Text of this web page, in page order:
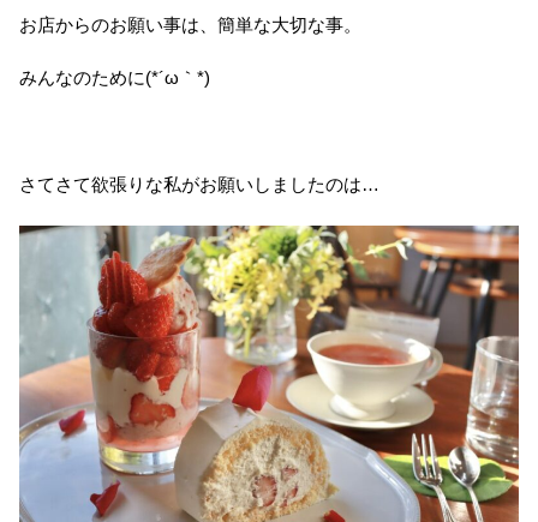
お店からのお願い事は、簡単な大切な事。
みんなのために(*´ω｀*)
さてさて欲張りな私がお願いしましたのは…